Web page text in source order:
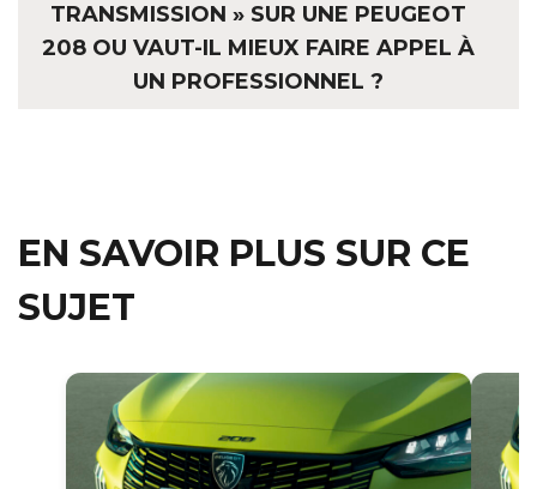
TRANSMISSION » SUR UNE PEUGEOT
208 OU VAUT-IL MIEUX FAIRE APPEL À
UN PROFESSIONNEL ?
EN SAVOIR PLUS SUR CE
SUJET